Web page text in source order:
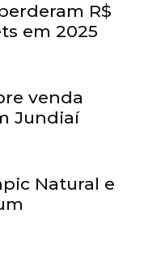
R$
em 2025
venda
Jundiaí
Natural e